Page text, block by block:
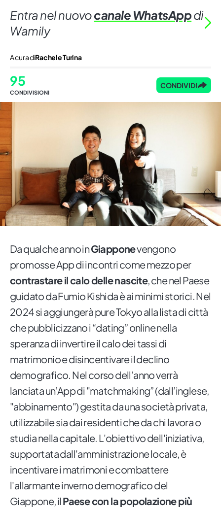
Entra nel nuovocanale WhatsAppdi
Wamily
A cura diRachele Turina
95
CONDIVISIONI
CONDIVIDI
Da qualche anno inGiapponevengono
promosse App di incontri come mezzo per
contrastare il calo delle nascite, che nel Paese
guidato da Fumio Kishida è ai minimi storici. Nel
2024 si aggiungerà pure Tokyo alla lista di città
che pubblicizzano i “dating” online nella
speranza di invertire il calo dei tassi di
matrimonio e disincentivare il declino
demografico. Nel corso dell’anno verrà
lanciata un’App di "matchmaking” (dall’inglese,
"abbinamento") gestita da una società privata,
utilizzabile sia dai residenti che da chi lavora o
studia nella capitale. L'obiettivo dell'iniziativa,
supportata dall'amministrazione locale, è
incentivare i matrimoni e combattere
l'allarmante inverno demografico del
Giappone, il Paese con la popolazione più